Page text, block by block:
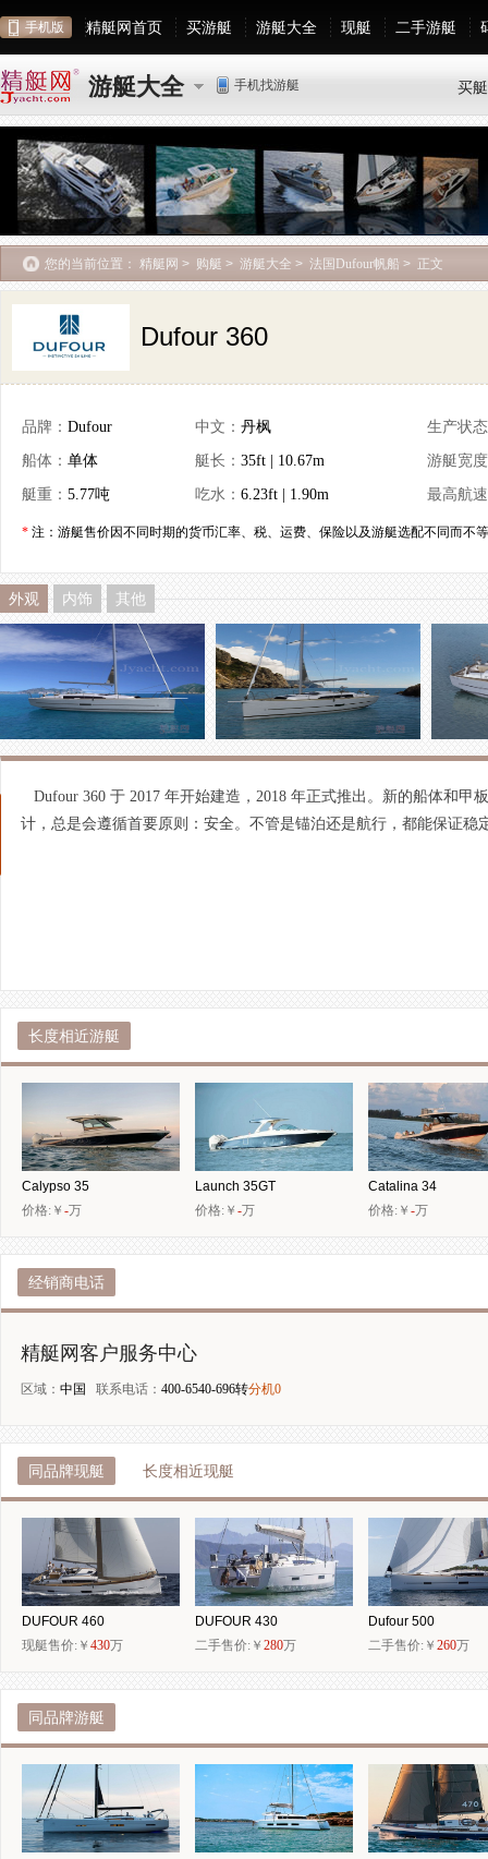
手机版 精艇网首页 买游艇 游艇大全 现艇 二手游艇
游艇大全 手机找游艇 买
您的当前位置： 精艇网 > 购艇 > 游艇大全 > 法国Dufour帆船 > 正文
Dufour 360
品牌： Dufour 中文： 丹枫 生产状
船体： 单体 艇长： 35ft | 10.67m 游艇宽
艇重： 5.77吨 吃水： 6.23ft | 1.90m 最高航
* 注：游艇售价因不同时期的货币汇率、税、运费、保险以及游艇选配不同而
外观 内饰 其他
Dufour 360 于 2017 年开始建造，2018 年正式推出。新的船体和
计，总是会遵循首要原则：安全。不管是锚泊还是航行，都能保证稳
长度相近游艇
Calypso 35
价格:￥ -万
Launch 35GT
价格:￥ -万
Catalina 34
价格:￥ -万
经销商电话
精艇网客户服务中心
区域： 中国 联系电话： 400-6540-696转分机0
同品牌现艇 长度相近现艇
DUFOUR 460
现艇售价:￥ 430万
DUFOUR 430
二手售价:￥ 280万
Dufour 500
二手售价:￥ 260万
同品牌游艇